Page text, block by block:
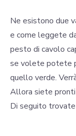
Ne esistono due
e come leggete
pesto di cavolo
se volete potete
quello verde.
Allora siete pronti
Di seguito